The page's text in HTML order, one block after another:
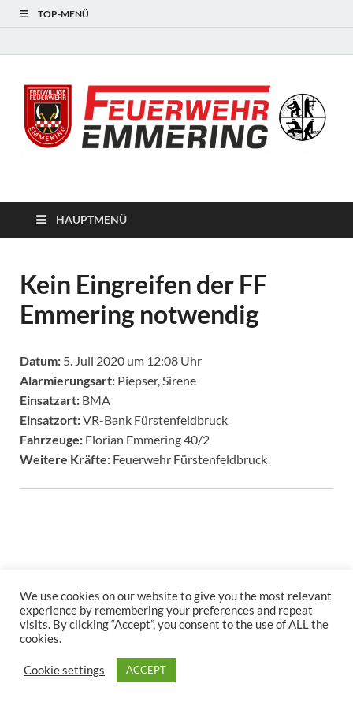
TOP-MENÜ
HAUPTMENÜ
Kein Eingreifen der FF
Emmering notwendig
Datum: 5. Juli 2020 um 12:08 Uhr
Alarmierungsart: Piepser, Sirene
Einsatzart: BMA
Einsatzort:VR-Bank Fürstenfeldbruck
Fahrzeuge: Florian Emmering 40/2
Weitere Kräfte: Feuerwehr Fürstenfeldbruck
Copyright © 2026.
Stolz präsentiert WordPress und
We use cookies on our website to give you the most relevant
experience by remembering your preferences and repeat
visits. By clicking “Accept”, you consent to the use of ALL the
cookies.
Cookie settings ACCEPT